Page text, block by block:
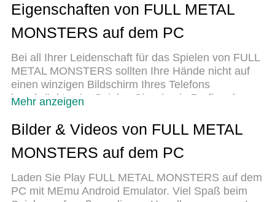
Eigenschaften von FULL METAL
MONSTERS auf dem PC
Bei all Ihrer Leidenschaft für das Spielen von FULL
METAL MONSTERS sollten Ihre Hände nicht auf
einen winzigen Bildschirm Ihres Telefons
beschränkt sein. Spielen Sie wie ein Profi und
übernehmen Sie die volle Kontrolle über Ihr Spiel
mit Tastatur und Maus. MEmu bietet Ihnen all die
Dinge, die Sie erwarten. Laden Sie FULL METAL
MONSTERS herunter und spielen Sie es auf dem
Grenzwerte für Akku, mobile Daten und störende
Anrufe. Das brandneue MEmu 9 ist die beste Wahl,
Mehr anzeigen
Bilder & Videos von FULL METAL
MONSTERS auf dem PC
Laden Sie Play FULL METAL MONSTERS auf dem
PC mit MEmu Android Emulator. Viel Spaß beim